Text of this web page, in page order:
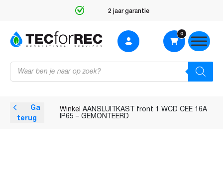
2 jaar garantie
Producten
zoeken
0
terug
Winkel AANSLUITKAST front 1 WCD CEE 16A
IP65 – GEMONTEERD